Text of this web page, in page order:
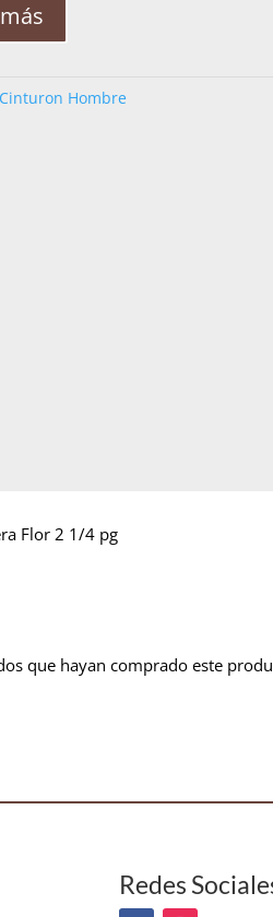
Cinturon Hombre
Flor 2 1/4 pg
que hayan comprado este
Redes